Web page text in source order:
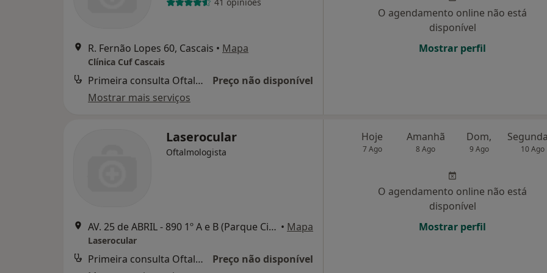
R. Fernão Lopes 60, Cascais • Mapa
Clínica Cuf Cascais
Primeira consulta Oftalmologia
Preço não disponível
Mostrar mais serviços
O agendamento online não está
disponível
Mostrar perfil
Laserocular
Oftalmologista
AV. 25 de ABRIL - 890 1º A e B (Parque Cidadela), Cascais • Mapa
Laserocular
Primeira consulta Oftalmologia
Preço não disponível
Hoje
7 Ago
Amanhã
8 Ago
Dom,
9 Ago 10 Ago
O agendamento online não está
disponível
Mostrar perfil